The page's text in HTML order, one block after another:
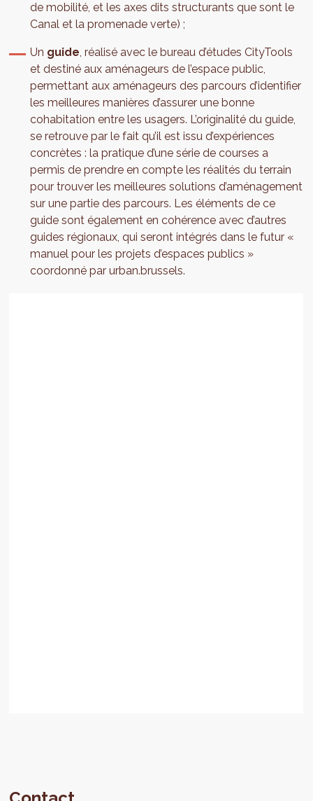
de mobilité, et les axes dits structurants que sont le
Canal et la promenade verte) ;
Un guide, réalisé avec le bureau d’études CityTools
et destiné aux aménageurs de l’espace public,
permettant aux aménageurs des parcours d’identifier
les meilleures manières d’assurer une bonne
cohabitation entre les usagers. L’originalité du guide,
se retrouve par le fait qu’il est issu d’expériences
concrètes : la pratique d’une série de courses a
permis de prendre en compte les réalités du terrain
pour trouver les meilleures solutions d’aménagement
sur une partie des parcours. Les éléments de ce
guide sont également en cohérence avec d’autres
guides régionaux, qui seront intégrés dans le futur «
manuel pour les projets d’espaces publics »
coordonné par urban.brussels.